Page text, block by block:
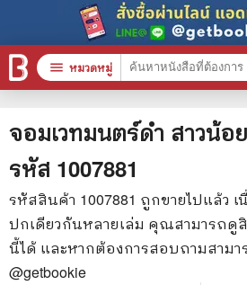
จอมเวทมนตร์ดำ สาวน้อ
รหัส 1007881
รหัสสินค้า 1007881 ถูกขายไปแล้ว
ปกเดียวกันหลายเล่ม คุณสามารถดู
นี้ได้ และหากต้องการสอบถามสามา
@getbookie
menu หมวดหมู่
หมวดหมู่สิ
หนังสือทั้งหมด
stars สินค้าใช้เฉพาะแต้มเท่านั้น
📚 หนังสือทั่วไป